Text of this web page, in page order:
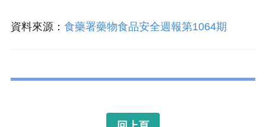
資料來源： 食藥署藥物食品安全週報第1064期
回上頁